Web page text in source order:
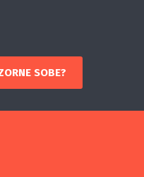
SOBE?